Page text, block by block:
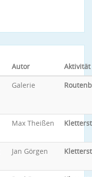
Autor
Aktivität
Galerie
Max Theißen
Jan Görgen